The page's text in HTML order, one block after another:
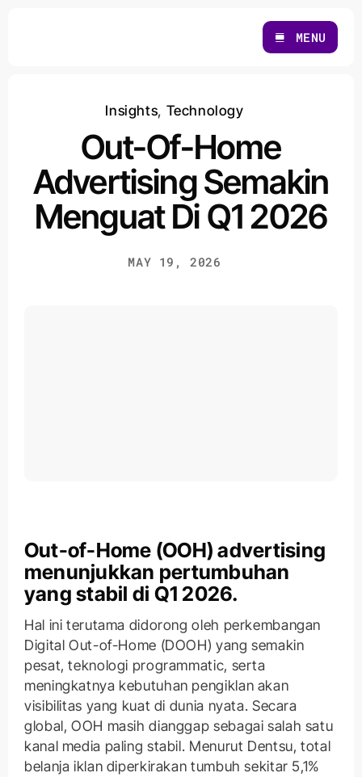
MENU
Insights, Technology
Out-Of-Home
Advertising Semakin
Menguat Di Q1 2026
MAY 19, 2026
Out-of-Home (OOH) advertising
menunjukkan pertumbuhan
yang stabil di Q1 2026.
Hal ini terutama didorong oleh perkembangan
Digital Out-of-Home (DOOH) yang semakin
pesat, teknologi programmatic, serta
meningkatnya kebutuhan pengiklan akan
visibilitas yang kuat di dunia nyata. Secara
global, OOH masih dianggap sebagai salah satu
kanal media paling stabil. Menurut Dentsu, total
belanja iklan diperkirakan tumbuh sekitar 5,1%